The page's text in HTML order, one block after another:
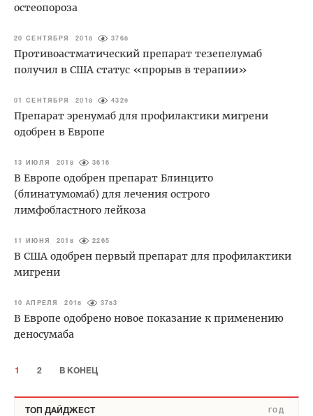
остеопороза
20 СЕНТЯБРЯ 2018 3768
Противоастматический препарат тезепелумаб
получил в США статус «прорыв в терапии»
01 СЕНТЯБРЯ 2018 4329
Препарат эренумаб для профилактики мигрени
одобрен в Европе
13 ИЮЛЯ 2018 3616
В Европе одобрен препарат Блинцито
(блинатумомаб) для лечения острого
лимфобластного лейкоза
11 ИЮНЯ 2018 2265
В США одобрен первый препарат для профилактики
мигрени
10 АПРЕЛЯ 2018 3783
В Европе одобрено новое показание к применению
деносумаба
1 2 В КОНЕЦ
ТОП ДАЙДЖЕСТ ГОД